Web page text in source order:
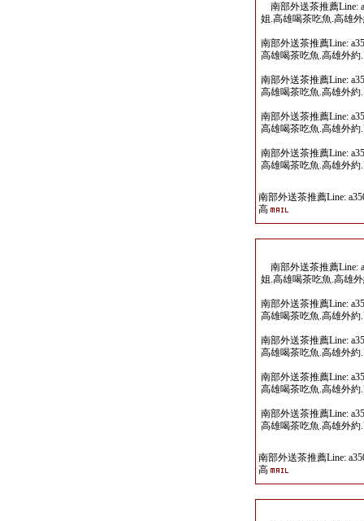
南部外送茶推薦Line:
姐.高雄喝茶吃魚.高雄
南部外送茶推薦Line:
高雄喝茶吃魚.高雄外
南部外送茶推薦Line:
高雄喝茶吃魚.高雄外
南部外送茶推薦Line:
高雄喝茶吃魚.高雄外
南部外送茶推薦Line:
高雄喝茶吃魚.高雄外
南部外送茶推薦Line:
高
南部外送茶推薦Line:
姐.高雄喝茶吃魚.高雄
南部外送茶推薦Line:
高雄喝茶吃魚.高雄外
南部外送茶推薦Line:
高雄喝茶吃魚.高雄外
南部外送茶推薦Line:
高雄喝茶吃魚.高雄外
南部外送茶推薦Line:
高雄喝茶吃魚.高雄外
南部外送茶推薦Line:
高